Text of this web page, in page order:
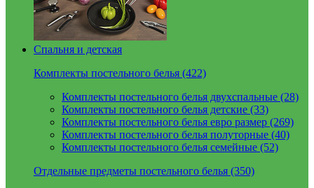
Спальня и детская
Комплекты постельного белья (422)
Комплекты постельного белья двухспальные (28)
Комплекты постельного белья детские (33)
Комплекты постельного белья евро размер (269)
Комплекты постельного белья полуторные (40)
Комплекты постельного белья семейные (52)
Отдельные предметы постельного белья (350)